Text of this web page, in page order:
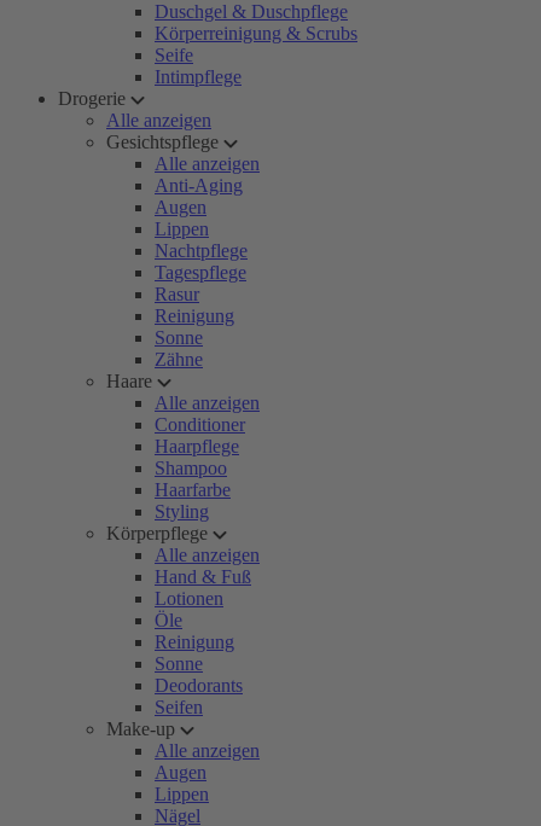
Duschgel & Duschpflege
Körperreinigung & Scrubs
Seife
Intimpflege
Drogerie
Alle anzeigen
Gesichtspflege
Alle anzeigen
Anti-Aging
Augen
Lippen
Nachtpflege
Tagespflege
Rasur
Reinigung
Sonne
Zähne
Haare
Alle anzeigen
Conditioner
Haarpflege
Shampoo
Haarfarbe
Styling
Körperpflege
Alle anzeigen
Hand & Fuß
Lotionen
Öle
Reinigung
Sonne
Deodorants
Seifen
Make-up
Alle anzeigen
Augen
Lippen
Nägel